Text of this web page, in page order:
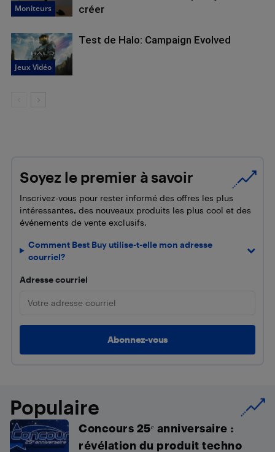
Moniteurs
créer
Jeux Vidéo
Test de Halo: Campaign Evolved
Soyez le premier à savoir
Inscrivez-vous pour rester informé des offres les plus
intéressantes, des nouveaux produits les plus cool et des
événements de vente exclusifs.
Comment Best Buy utilise-t-elle mon adresse
courriel?
Adresse courriel
Populaire
Concours 25ᵉ anniversaire :
révélation du produit techno